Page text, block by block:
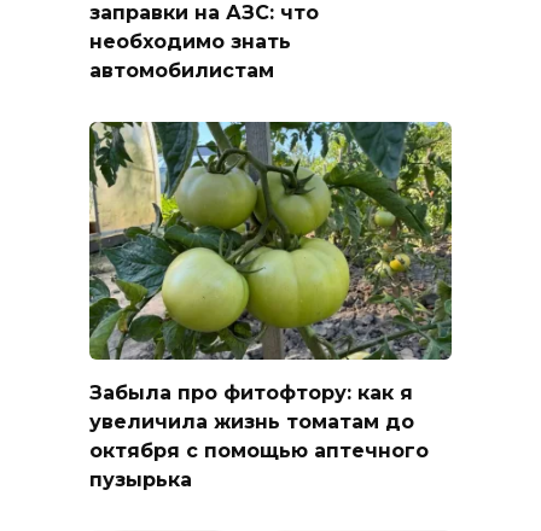
заправки на АЗС: что
необходимо знать
автомобилистам
Забыла про фитофтору: как я
увеличила жизнь томатам до
октября с помощью аптечного
пузырька